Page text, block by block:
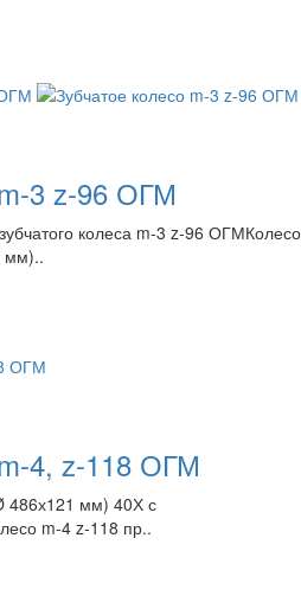
3 z-96 ОГМ
колеса m-3 z-96 ОГМКолесо
мм)..
4, z-118 ОГМ
486х121 мм) 40Х с
m-4 z-118 пр..